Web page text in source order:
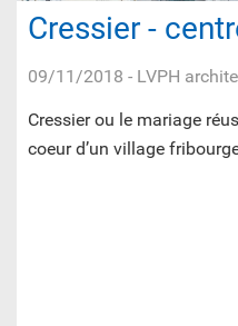
Cressier -
09/11/2018 - LVPH
Cressier ou le mariage
coeur d’un village